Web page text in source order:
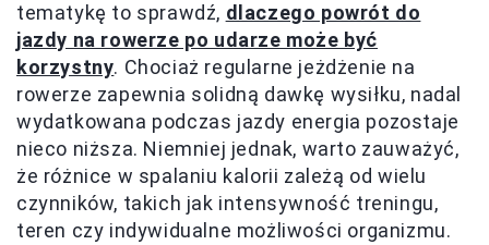
tematykę to sprawdź, dlaczego powrót do
jazdy na rowerze po udarze może być
korzystny. Chociaż regularne jeżdżenie na
rowerze zapewnia solidną dawkę wysiłku, nadal
wydatkowana podczas jazdy energia pozostaje
nieco niższa. Niemniej jednak, warto zauważyć,
że różnice w spalaniu kalorii zależą od wielu
czynników, takich jak intensywność treningu,
teren czy indywidualne możliwości organizmu.